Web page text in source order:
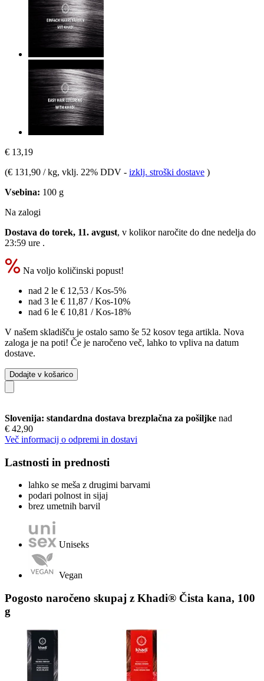
€ 13,19
(€ 131,90 / kg, vklj. 22% DDV - izklj. stroški dostave )
Vsebina: 100 g
Na zalogi
Dostava do torek, 11. avgust, v kolikor naročite do dne nedelja do
23:59 ure .
Na voljo količinski popust!
nad 2 le € 12,53 / Kos-5%
nad 3 le € 11,87 / Kos-10%
nad 6 le € 10,81 / Kos-18%
V našem skladišču je ostalo samo še 52 kosov tega artikla. Nova
zaloga je na poti! Če je naročeno več, lahko to vpliva na datum
dostave.
Dodajte v košarico
Slovenija: standardna dostava brezplačna za pošiljke nad
€ 42,90
Več informacij o odpremi in dostavi
Lastnosti in prednosti
lahko se meša z drugimi barvami
podari polnost in sijaj
brez umetnih barvil
Uniseks
Vegan
Pogosto naročeno skupaj z Khadi® Čista kana, 100
g